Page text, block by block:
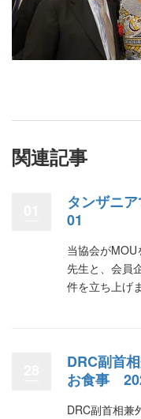
関連記事
タンザニ
01
当協会が
先生と、会員
件を立ち上げま
DRC副首
お食事
DRC副首相兼